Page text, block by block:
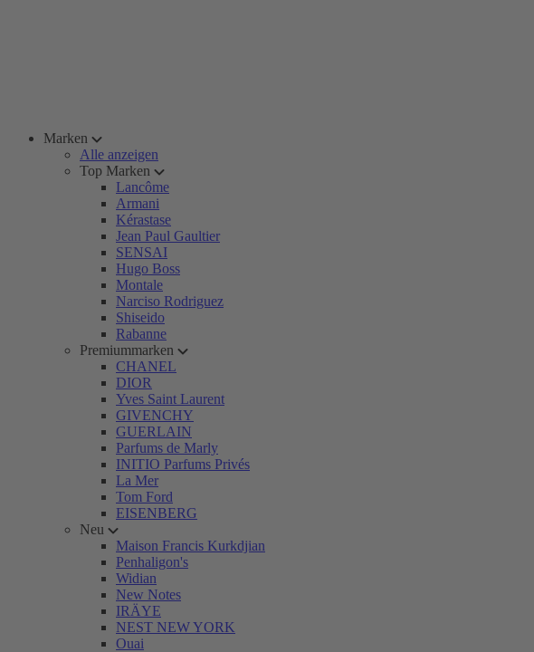
Marken
Alle anzeigen
Top Marken
Lancôme
Armani
Kérastase
Jean Paul Gaultier
SENSAI
Hugo Boss
Montale
Narciso Rodriguez
Shiseido
Rabanne
Premiummarken
CHANEL
DIOR
Yves Saint Laurent
GIVENCHY
GUERLAIN
Parfums de Marly
INITIO Parfums Privés
La Mer
Tom Ford
EISENBERG
Neu
Maison Francis Kurkdjian
Penhaligon's
Widian
New Notes
IRÄYE
NEST NEW YORK
Ouai